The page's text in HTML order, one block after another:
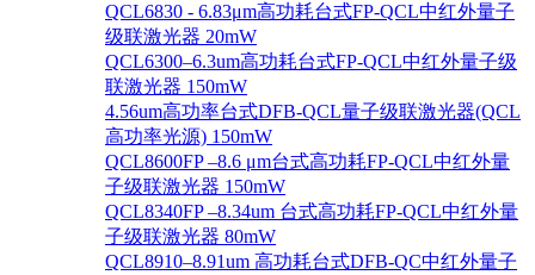
QCL6830 - 6.83μm高功耗台式FP-QCL中红外量子
级联激光器 20mW
QCL6300–6.3um高功耗台式FP-QCL中红外量子级
联激光器 150mW
4.56um高功率台式DFB-QCL量子级联激光器(QCL
高功率光源) 150mW
QCL8600FP –8.6 μm台式高功耗FP-QCL中红外量
子级联激光器 150mW
QCL8340FP –8.34um 台式高功耗FP-QCL中红外量
子级联激光器 80mW
QCL8910–8.91um 高功耗台式DFB-QC中红外量子